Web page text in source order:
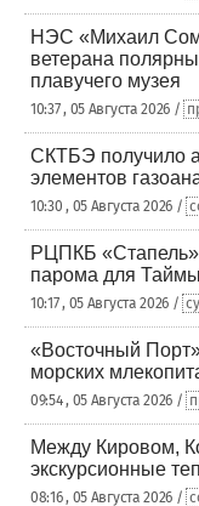
НЭС «Михаил
ветерана
плавучего музея
10:37 , 05 Августа 2026 /
СКТБЭ получило
элементов
10:30 , 05 Августа 2026 /
РЦПКБ «Стапель»
парома для
10:17 , 05 Августа 2026 /
«Восточный
морских
09:54 , 05 Августа 2026 /
Между Кировом,
экскурсионные
08:16 , 05 Августа 2026 /